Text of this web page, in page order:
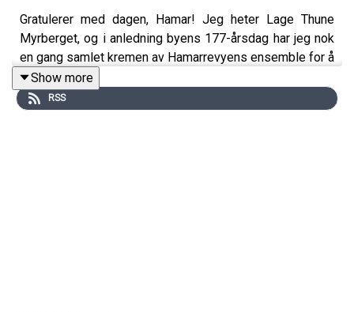
Gratulerer med dagen, Hamar! Jeg heter Lage Thune
Myrberget, og i anledning byens 177-årsdag har jeg nok
en gang samlet kremen av Hamarrevyens ensemble for å
ta temperaturen på den gamle traveren ved Mjøsa.
Show more
RSS